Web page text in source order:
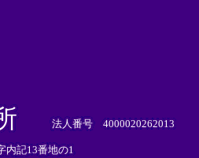
法人番号 4000020262013
内記13番地の1